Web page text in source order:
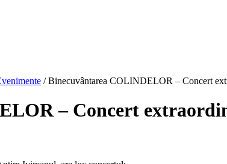
/ Binecuvântarea COLINDELOR – Concert
– Concert